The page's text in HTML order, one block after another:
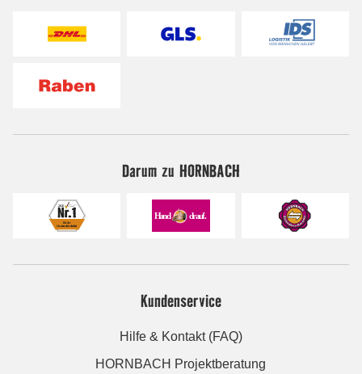
Darum zu HORNBACH
Kundenservice
Hilfe & Kontakt (FAQ)
HORNBACH Projektberatung